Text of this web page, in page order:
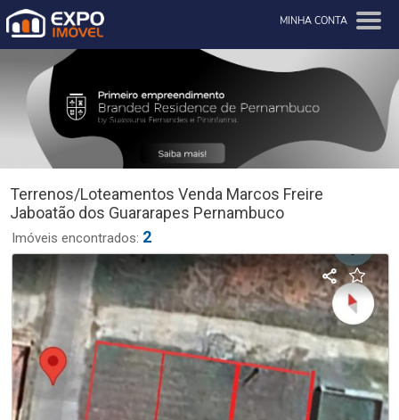
MINHA CONTA
Terrenos/Loteamentos Venda Marcos Freire
Jaboatão dos Guararapes Pernambuco
Imóveis encontrados: 2